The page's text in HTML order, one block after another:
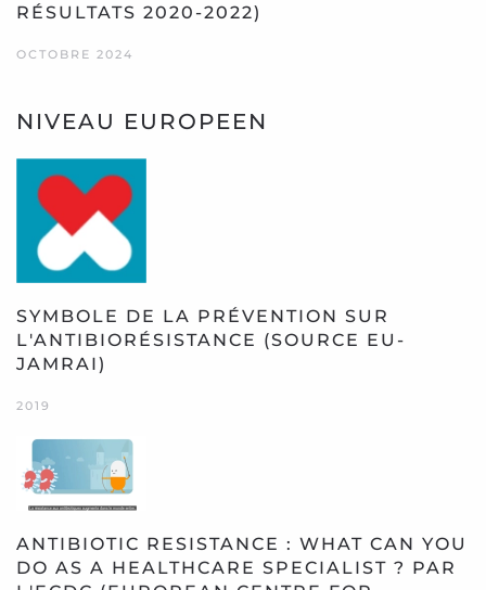
RÉSULTATS 2020-2022)
OCTOBRE 2024
NIVEAU EUROPEEN
SYMBOLE DE LA PRÉVENTION SUR
L'ANTIBIORÉSISTANCE (SOURCE EU-
JAMRAI)
2019
ANTIBIOTIC RESISTANCE : WHAT CAN YOU
DO AS A HEALTHCARE SPECIALIST ? PAR